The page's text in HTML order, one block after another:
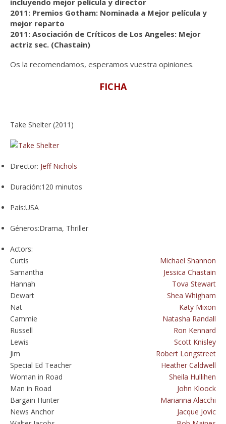
2011: Premios Gotham: Nominada a Mejor película y
mejor reparto
2011: Asociación de Críticos de Los Angeles: Mejor
actriz sec. (Chastain)
Os la recomendamos, esperamos vuestra opiniones.
FICHA
Take Shelter (2011)
Director: Jeff Nichols
Duración:120 minutos
País:USA
Géneros:Drama, Thriller
Actors:
Curtis
Michael Shannon
Samantha
Jessica Chastain
Hannah
Tova Stewart
Dewart
Shea Whigham
Nat
Katy Mixon
Cammie
Natasha Randall
Russell
Ron Kennard
Lewis
Scott Knisley
Jim
Robert Longstreet
Special Ed Teacher
Heather Caldwell
Woman in Road
Sheila Hullihen
Man in Road
John Kloock
Bargain Hunter
Marianna Alacchi
News Anchor
Jacque Jovic